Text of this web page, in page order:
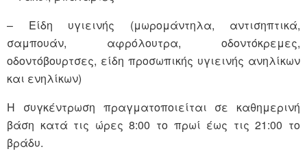
– Είδη υγιεινής (μωρομάντηλα, αντισηπτικά,
σαμπουάν, αφρόλουτρα, οδοντόκρεμες,
οδοντόβουρτσες, είδη προσωπικής υγιεινής ανηλίκων
και ενηλίκων)
Η συγκέντρωση πραγματοποιείται σε καθημερινή
βάση κατά τις ώρες 8:00 το πρωί έως τις 21:00 το
βράδυ.